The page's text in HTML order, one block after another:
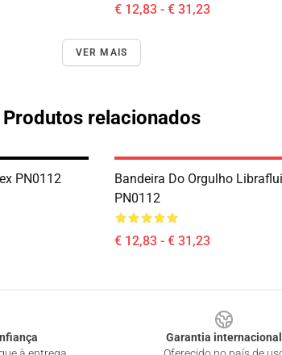
€ 12,83 - € 31,23
VER MAIS
Produtos relacionados
PN0112
Bandeira Do Orgulho
PN0112
€ 12,83 - € 31,23
Garantia internacional